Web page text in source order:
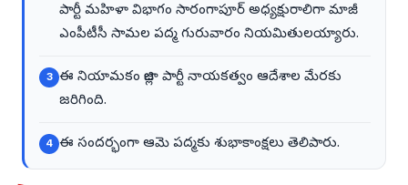
పార్టీ మహిళా విభాగం సారంగాపూర్ అధ్యక్షురాలిగా మాజీ
ఎంపీటీసీ సామల పద్మ గురువారం నియమితులయ్యారు.
3 ఈ నియామకం జిల్లా పార్టీ నాయకత్వం ఆదేశాల మేరకు
జరిగింది.
4 ఈ సందర్భంగా ఆమె పద్మకు శుభాకాంక్షలు తెలిపారు.